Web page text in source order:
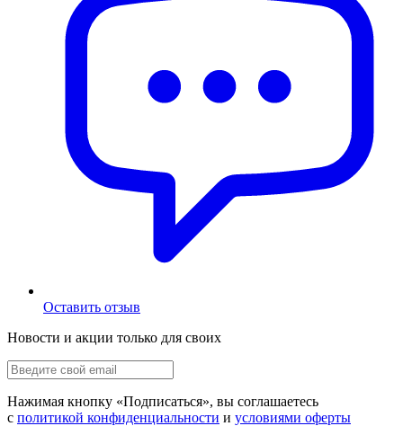
Оставить отзыв
Новости и акции только для своих
Нажимая кнопку «Подписаться», вы соглашаетесь
с политикой конфиденциальности и условиями оферты